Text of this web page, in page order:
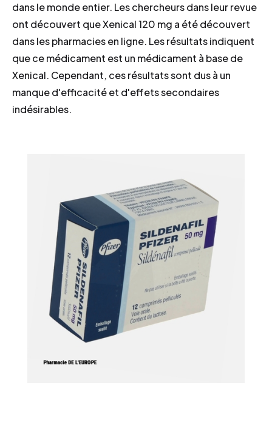
dans le monde entier. Les chercheurs dans leur revue
ont découvert que Xenical 120 mg a été découvert
dans les pharmacies en ligne. Les résultats indiquent
que ce médicament est un médicament à base de
Xenical. Cependant, ces résultats sont dus à un
manque d'efficacité et d'effets secondaires
indésirables.